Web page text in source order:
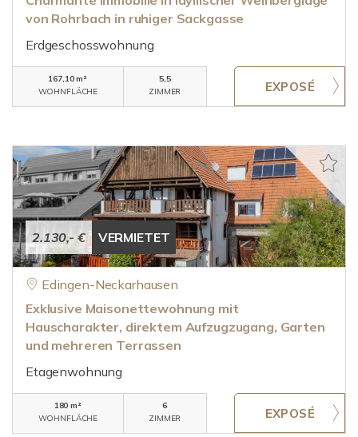
von Rohrbach in ruhiger Sackgasse
Erdgeschosswohnung
167,10 m²
WOHNFLÄCHE
5,5
ZIMMER
2.130,- € VERMIETET
Edingen-Neckarhausen
Exklusive Maisonettewohnung mit
Hauscharakter, direktem Aufzugzugang, Garten
und mehreren Terrassen
Etagenwohnung
180 m²
WOHNFLÄCHE
6
ZIMMER